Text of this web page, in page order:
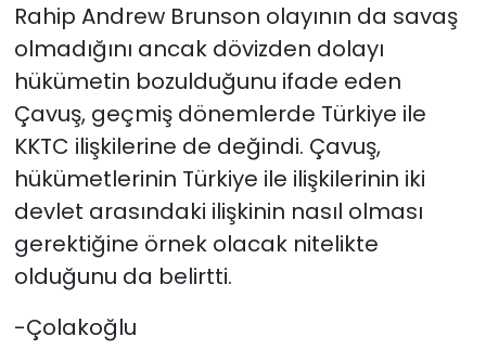
Rahip Andrew Brunson olayının da savaş
olmadığını ancak dövizden dolayı
hükümetin bozulduğunu ifade eden
Çavuş, geçmiş dönemlerde Türkiye ile
KKTC ilişkilerine de değindi. Çavuş,
hükümetlerinin Türkiye ile ilişkilerinin iki
devlet arasındaki ilişkinin nasıl olması
gerektiğine örnek olacak nitelikte
olduğunu da belirtti.
-Çolakoğlu